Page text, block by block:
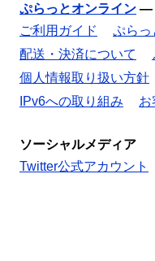
ぷらっとオンライン —
ご利用ガイド
ぷらっ
配送・決済について
個人情報取り扱い方針
IPv6への取り組み
お
ソーシャルメディア
Twitter公式アカウント